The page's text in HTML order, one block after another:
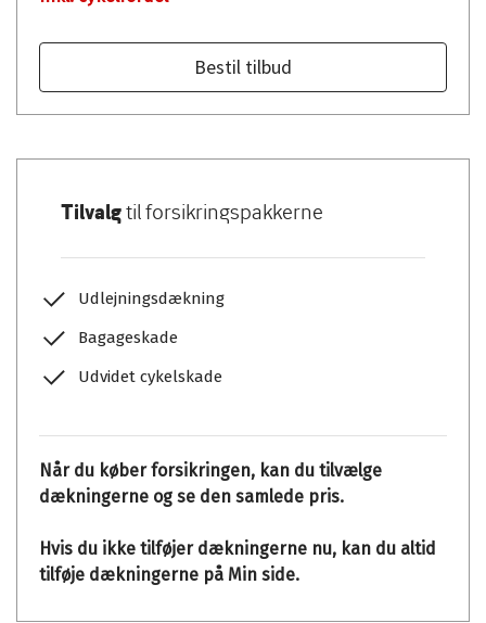
Bestil tilbud
Tilvalgtil forsikringspakkerne
Udlejningsdækning
Bagageskade
Udvidet cykelskade
Når du køber forsikringen, kan du tilvælge
dækningerne og se den samlede pris.
Hvis du ikke tilføjer dækningerne nu, kan du altid
tilføje dækningerne på Min side.